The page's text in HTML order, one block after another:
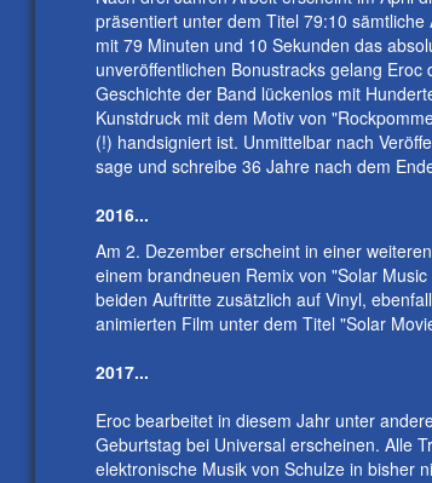
präsentiert unter dem Titel 79:10
mit 79 Minuten und 10 Sekunden das
unveröffentlichen Bonustracks gelang
Geschichte der Band lückenlos mit
Kunstdruck mit dem Motiv von
(!) handsigniert ist. Unmittelbar nach
sage und schreibe 36 Jahre nach dem
2016...
Am 2. Dezember erscheint in einer
einem brandneuen Remix von "Solar
beiden Auftritte zusätzlich auf Vinyl,
animierten Film unter dem Titel "Solar
2017...
Eroc bearbeitet in diesem Jahr unter
Geburtstag bei Universal erscheinen. Alle
elektronische Musik von Schulze in bisher